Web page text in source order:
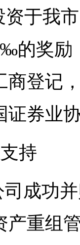
资于我
的奖励
商登记
证券业
持
成功
产重组